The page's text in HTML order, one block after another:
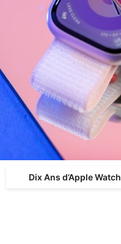
Dix Ans d’Apple